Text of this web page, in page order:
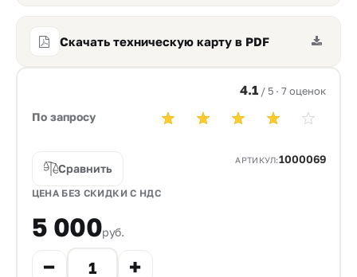
Скачать техническую карту в PDF
По запросу
4.1 / 5 · 7 оценок
Сравнить
АРТИКУЛ:1000069
ЦЕНА БЕЗ СКИДКИ С НДС
5 000руб.